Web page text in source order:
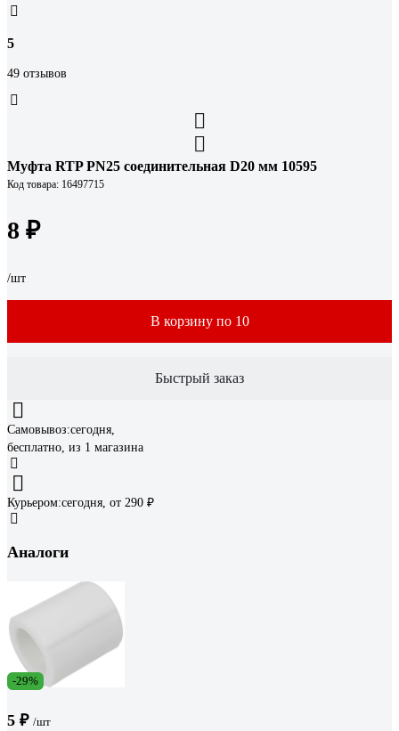
5
49 отзывов
Муфта RTP PN25 соединительная D20 мм 10595
Код товара: 16497715
8 ₽
/шт
В корзину по 10
Быстрый заказ
Самовывоз:сегодня,
бесплатно, из 1 магазина
Курьером:сегодня, от 290 ₽
Аналоги
-29%
5 ₽ /шт